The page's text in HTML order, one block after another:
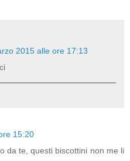
2015 alle ore 17:13
15:20
da te, questi biscottini non me li